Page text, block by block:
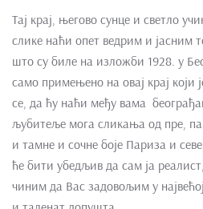
Тај крај, његово сунце и светло
слике наћи опет ведрим и јасним
што су биле на изложби 1928. у
само примењено на овај крај који
се, да ћу наћи међу вама
љубитеље мога сликања од пре,
и тамне и сочне боје Париза и
ће бити убедљив да сам ја
чиним да Вас задовољим у